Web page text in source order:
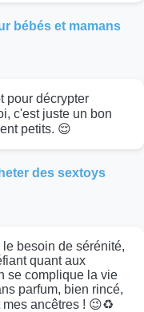
bébés et mamans
pour décrypter
c'est juste un bon
petits. 😌
des sextoys
besoin de sérénité,
quant aux
se complique la vie
parfum, bien rincé,
mes ancêtres ! 😉♻️